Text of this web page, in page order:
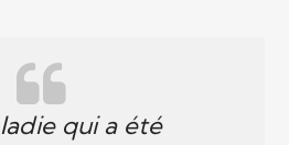
qui a été